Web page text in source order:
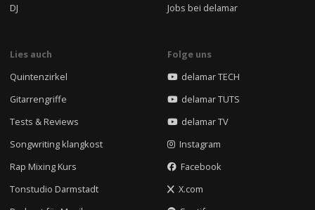
DJ
Jobs bei delamar
Lies auch
Quintenzirkel
Gitarrengriffe
Tests & Reviews
Songwriting klangkost
Rap Mixing Kurs
Tonstudio Darmstadt
Folge uns
delamar TECH
delamar TUTS
delamar TV
Instagram
Facebook
X.com